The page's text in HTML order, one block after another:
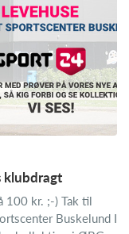
klubdragt
100 kr. ;-) Tak til
Buskelund I